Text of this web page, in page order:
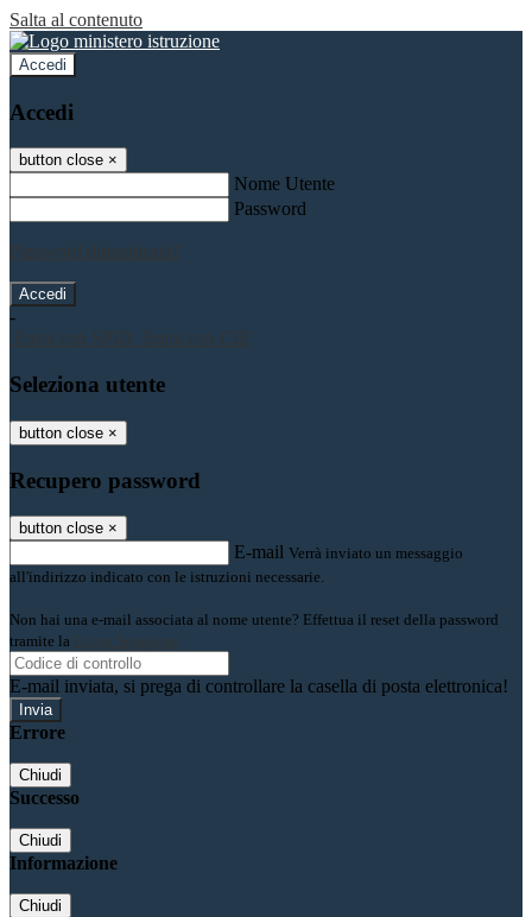
Salta al contenuto
Accedi
Accedi
button close ×
Nome Utente
Password
Password dimenticata?
-
Entra con SPID
Entra con CIE
Seleziona utente
button close ×
Recupero password
button close ×
E-mail Verrà inviato un messaggio
all'indirizzo indicato con le istruzioni necessarie.
Non hai una e-mail associata al nome utente? Effettua il reset della password
tramite la
Login Spaggiari
E-mail inviata, si prega di controllare la casella di posta elettronica!
Errore
Chiudi
Successo
Chiudi
Informazione
Chiudi